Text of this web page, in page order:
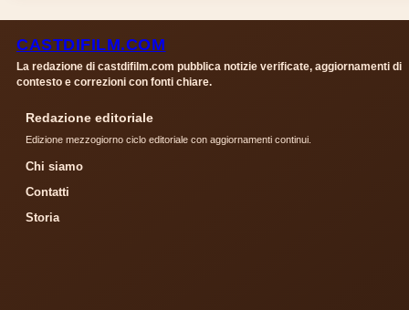
CASTDIFILM.COM
La redazione di castdifilm.com pubblica notizie verificate, aggiornamenti di
contesto e correzioni con fonti chiare.
Redazione editoriale
Edizione mezzogiorno ciclo editoriale con aggiornamenti continui.
Chi siamo
Contatti
Storia